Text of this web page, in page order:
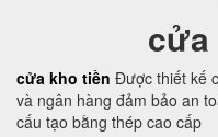
cửa
cửa kho tiền Được thiết kế
và ngân hàng đảm bảo an
cấu tạo bằng thép cao cấp